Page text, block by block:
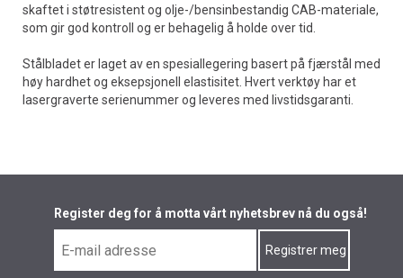
skaftet i støtresistent og olje-/bensinbestandig CAB-materiale,
som gir god kontroll og er behagelig å holde over tid.
Stålbladet er laget av en spesiallegering basert på fjærstål med
høy hardhet og eksepsjonell elastisitet. Hvert verktøy har et
lasergraverte serienummer og leveres med livstidsgaranti.
Register deg for å motta vårt nyhetsbrev nå du også!